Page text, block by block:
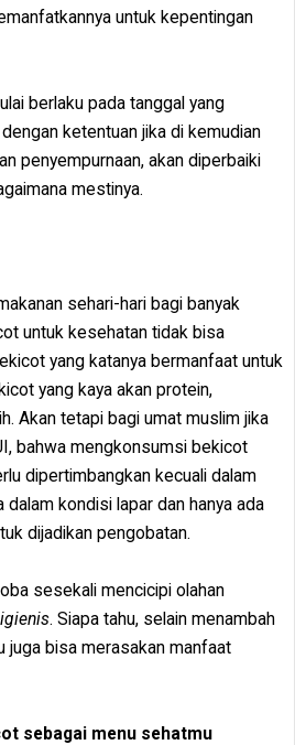
untuk kepentingan
berlaku pada tanggal yang
ketentuan jika di kemudian
penyempurnaan, akan diperbaiki
mestinya.
sehari-hari bagi banyak
untuk kesehatan tidak bisa
yang katanya bermanfaat untuk
yang kaya akan protein,
Akan tetapi bagi umat muslim jika
bahwa mengkonsumsi bekicot
dipertimbangkan kecuali dalam
dalam kondisi lapar dan hanya ada
dijadikan pengobatan.
sesekali mencicipi olahan
. Siapa tahu, selain menambah
juga bisa merasakan manfaat
sebagai menu sehatmu